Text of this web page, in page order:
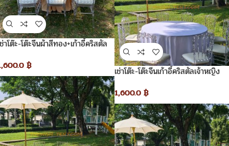
าโต๊ะ-โต๊ะจีนผ้าสีทอง+เก้าอี้คริสตัล
฿
เช่าโต๊ะ-โต๊ะจีนเก้าอี้คริสตัลเจ้าหญิง
1,600.0 ฿